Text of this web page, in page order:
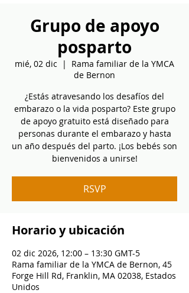
Grupo de apoyo
posparto
mié, 02 dic
  |
Rama familiar de la YMCA
de Bernon
¿Estás atravesando los desafíos del
embarazo o la vida posparto? Este grupo
de apoyo gratuito está diseñado para
personas durante el embarazo y hasta
un año después del parto. ¡Los bebés son
bienvenidos a unirse!
RSVP
Horario y ubicación
02 dic 2026, 12:00 – 13:30 GMT-5
Rama familiar de la YMCA de Bernon, 45
Forge Hill Rd, Franklin, MA 02038, Estados
Unidos